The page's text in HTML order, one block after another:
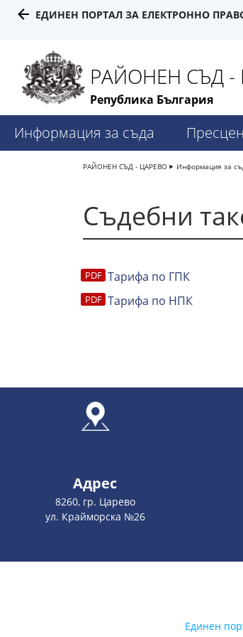
ЕДИНЕН ПОРТАЛ ЗА ЕЛЕКТРОННО
РАЙОНЕН СЪД -
Република България
Информация за съда
РАЙОНЕН СЪД - ЦАРЕВО Информация за
Съдебни
Tарифа по ГПК
Тарифа по НПК
Адрес
8260, гр. Царево
ул. Крайморска №26
Единен